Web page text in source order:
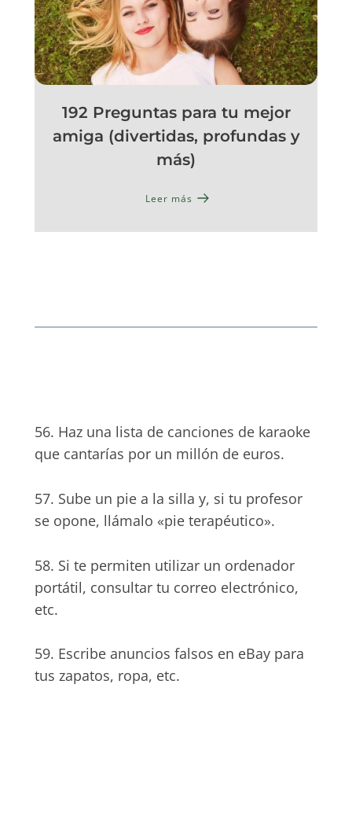
192 Preguntas para tu mejor
amiga (divertidas, profundas y
más)
Leer más
56. Haz una lista de canciones de karaoke
que cantarías por un millón de euros.
57. Sube un pie a la silla y, si tu profesor
se opone, llámalo «pie terapéutico».
58. Si te permiten utilizar un ordenador
portátil, consultar tu correo electrónico,
etc.
59. Escribe anuncios falsos en eBay para
tus zapatos, ropa, etc.